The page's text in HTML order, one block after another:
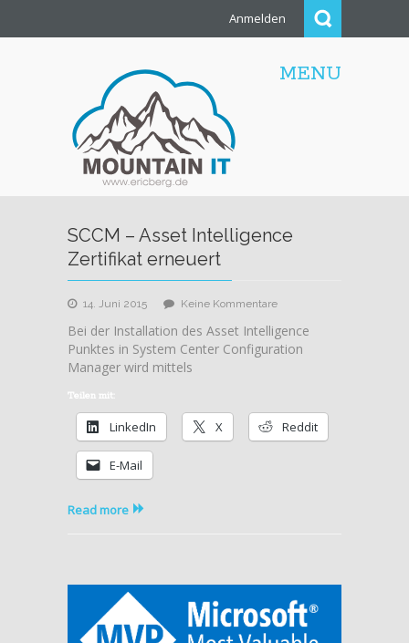
Anmelden
MENU
SCCM – Asset Intelligence
Zertifikat erneuert
14. Juni 2015 Keine Kommentarezu
–
Asset
erneuert
Bei der Installation des Asset Intelligence
Punktes in System Center Configuration
Manager wird mittels
Teilen mit:
LinkedIn X Reddit
E-Mail
Read more